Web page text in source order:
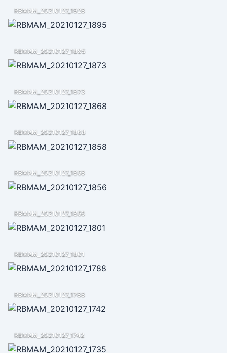
RBMAM_20210127_1928
RBMAM_20210127_1895
RBMAM_20210127_1873
RBMAM_20210127_1868
RBMAM_20210127_1858
RBMAM_20210127_1856
RBMAM_20210127_1801
RBMAM_20210127_1788
RBMAM_20210127_1742